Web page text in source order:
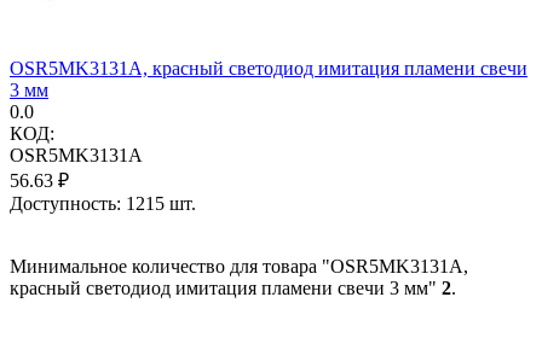
OSR5MK3131A, красный светодиод имитация пламени свечи
3 мм
0.0
КОД:
OSR5MK3131A
56.63 ₽
Доступность: 1215 шт.
Минимальное количество для товара "OSR5MK3131A,
красный светодиод имитация пламени свечи 3 мм" 2.